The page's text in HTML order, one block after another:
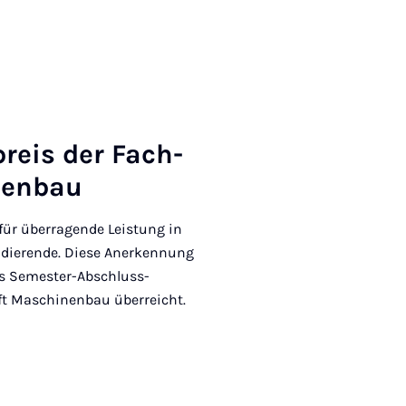
der Fach­
überragende Leistung in
Diese Anerkennung
Abschluss-
Maschinenbau überreicht.